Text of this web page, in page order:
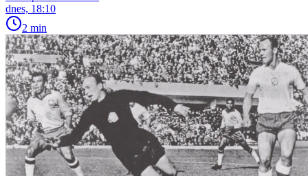
dnes, 18:10
2 min